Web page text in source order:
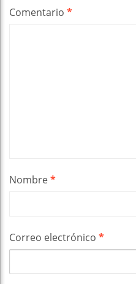
Comentario *
Nombre*
Correo electrónico *